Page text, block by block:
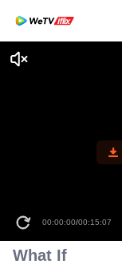
00:00:00/00:15:07
What If